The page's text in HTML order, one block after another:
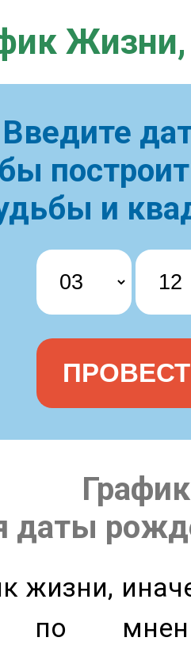
Жизни,
Введите
и
даты
жизни,
по